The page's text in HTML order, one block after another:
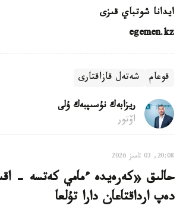
ايدانا شوتباي قىزى
egemen.kz
قوعام شەتەل قازاقتارى
ريزابەك نۇسىپبەك ۇلى
اۆتور
20:08, 03 تامىز 2026
حالىق «كەرەيدە ءمامي كەتسە -
دەپ ارداقتاعان دارا تۇلعا